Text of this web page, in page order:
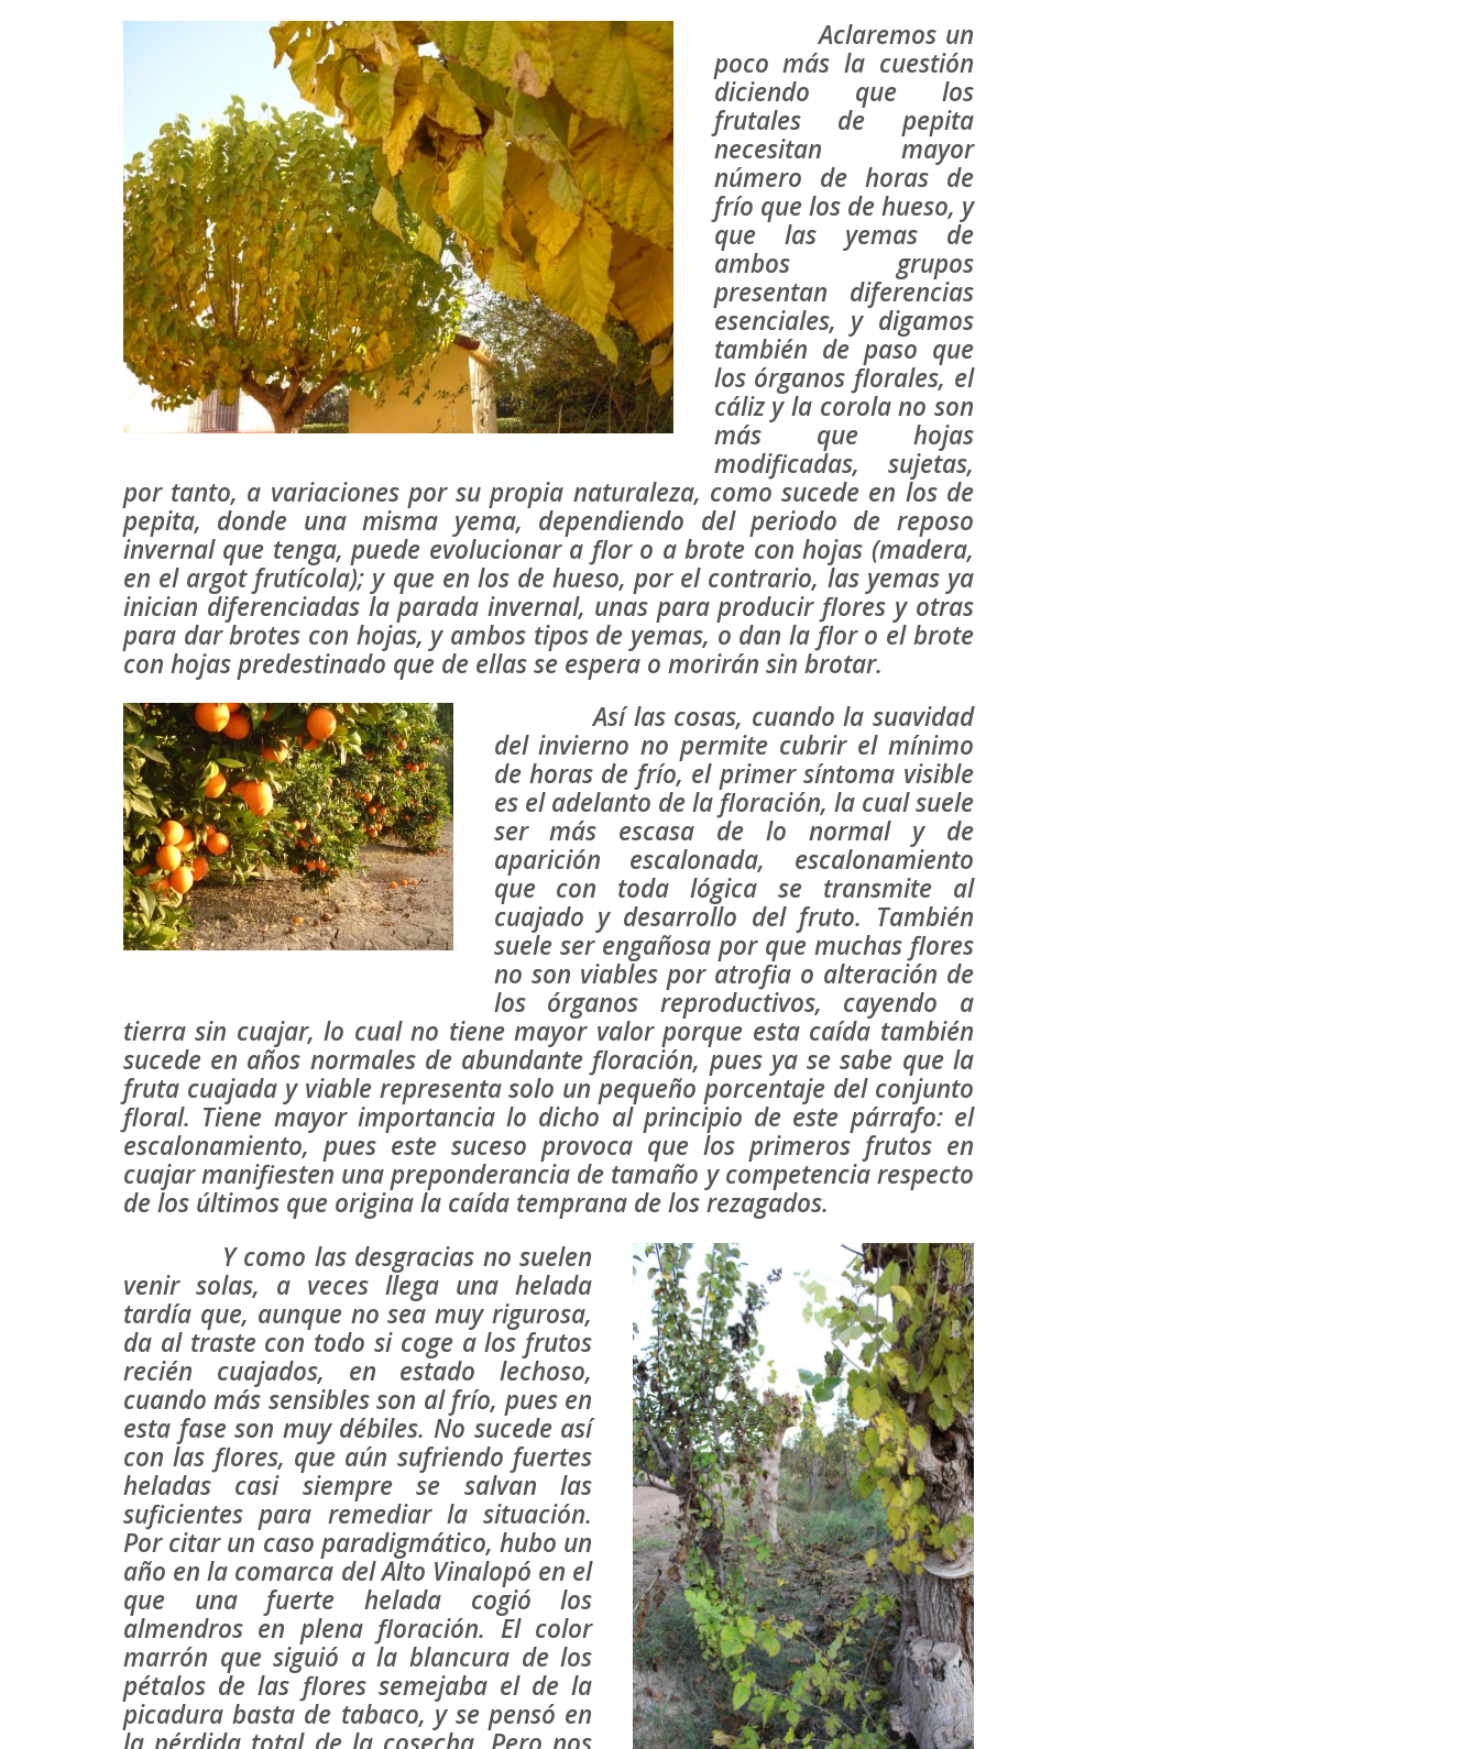
Aclaremos un
poco más la cuestión
diciendo que los
frutales de pepita
necesitan mayor
número de horas de
frío que los de hueso, y
que las yemas de
ambos grupos
presentan diferencias
esenciales, y digamos
también de paso que
los órganos florales, el
cáliz y la corola no son
más que hojas
modificadas, sujetas,
por tanto, a variaciones por su propia naturaleza, como sucede en los de
pepita, donde una misma yema, dependiendo del periodo de reposo
invernal que tenga, puede evolucionar a flor o a brote con hojas (madera,
en el argot frutícola); y que en los de hueso, por el contrario, las yemas ya
inician diferenciadas la parada invernal, unas para producir flores y otras
para dar brotes con hojas, y ambos tipos de yemas, o dan la flor o el brote
con hojas predestinado que de ellas se espera o morirán sin brotar.
Así las cosas, cuando la suavidad
del invierno no permite cubrir el mínimo
de horas de frío, el primer síntoma visible
es el adelanto de la floración, la cual suele
ser más escasa de lo normal y de
aparición escalonada, escalonamiento
que con toda lógica se transmite al
cuajado y desarrollo del fruto. También
suele ser engañosa por que muchas flores
no son viables por atrofia o alteración de
los órganos reproductivos, cayendo a
tierra sin cuajar, lo cual no tiene mayor valor porque esta caída también
sucede en años normales de abundante floración, pues ya se sabe que la
fruta cuajada y viable representa solo un pequeño porcentaje del conjunto
floral. Tiene mayor importancia lo dicho al principio de este párrafo: el
escalonamiento, pues este suceso provoca que los primeros frutos en
cuajar manifiesten una preponderancia de tamaño y competencia respecto
de los últimos que origina la caída temprana de los rezagados.
Y como las desgracias no suelen
venir solas, a veces llega una helada
tardía que, aunque no sea muy rigurosa,
da al traste con todo si coge a los frutos
recién cuajados, en estado lechoso,
cuando más sensibles son al frío, pues en
esta fase son muy débiles. No sucede así
con las flores, que aún sufriendo fuertes
heladas casi siempre se salvan las
suficientes para remediar la situación.
Por citar un caso paradigmático, hubo un
año en la comarca del Alto Vinalopó en el
que una fuerte helada cogió los
almendros en plena floración. El color
marrón que siguió a la blancura de los
pétalos de las flores semejaba el de la
picadura basta de tabaco, y se pensó en